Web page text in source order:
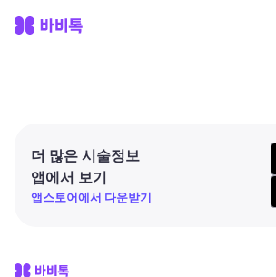
더 많은 시술정보
앱에서 보기
앱스토어에서 다운받기